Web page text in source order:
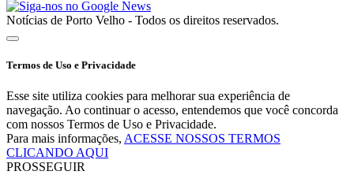
Notícias de Porto Velho - Todos os direitos reservados.
Termos de Uso e Privacidade
Esse site utiliza cookies para melhorar sua experiência de
navegação. Ao continuar o acesso, entendemos que você concorda
com nossos Termos de Uso e Privacidade.
Para mais informações, ACESSE NOSSOS TERMOS
CLICANDO AQUI
PROSSEGUIR